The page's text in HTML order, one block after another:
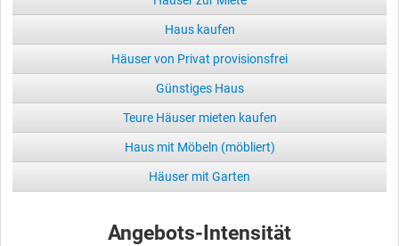
Haus kaufen
Häuser von Privat provisionsfrei
Günstiges Haus
Teure Häuser mieten kaufen
Haus mit Möbeln (möbliert)
Häuser mit Garten
Angebots-Intensität